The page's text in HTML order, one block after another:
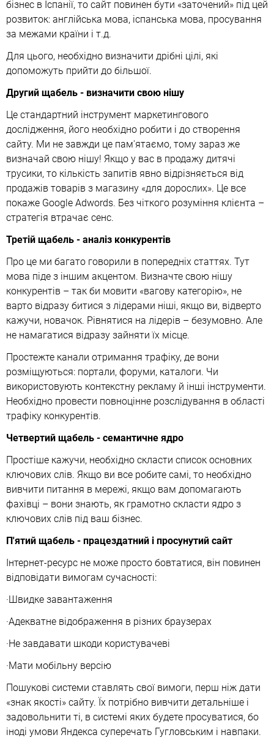
бізнес в Іспанії, то сайт повинен бути «заточений» під цей
розвиток: англійська мова, іспанська мова, просування
за межами країни і т.д.
Для цього, необхідно визначити дрібні цілі, які
допоможуть прийти до більшої.
Другий щабель - визначити свою нішу
Це стандартний інструмент маркетингового
дослідження, його необхідно робити і до створення
сайту. Ми не завжди це пам'ятаємо, тому зараз же
визначай свою нішу! Якщо у вас в продажу дитячі
трусики, то кількість запитів явно відрізняється від
продажів товарів з магазину «для дорослих». Це все
покаже Google Adwords. Без чіткого розуміння клієнта –
стратегія втрачає сенс.
Третій щабель - аналіз конкурентів
Про це ми багато говорили в попередніх статтях. Тут
мова піде з іншим акцентом. Визначте свою нішу
конкурентів – так би мовити «вагову категорію», не
варто відразу битися з лідерами ніші, якщо ви, відверто
кажучи, новачок. Рівнятися на лідерів – безумовно. Але
не намагатися відразу зайняти їх місце.
Простежте канали отримання трафіку, де вони
розміщуються: портали, форуми, каталоги. Чи
використовують контекстну рекламу й інші інструменти.
Необхідно провести повноцінне розслідування в області
трафіку конкурентів.
Четвертий щабель - семантичне ядро
Простіше кажучи, необхідно скласти список основних
ключових слів. Якщо ви все робите самі, то необхідно
вивчити питання в мережі, якщо вам допомагають
фахівці – вони знають, як грамотно скласти ядро з
ключових слів під ваш бізнес.
П'ятий щабель - працездатний і просунутий сайт
Інтернет-ресурс не може просто бовтатися, він повинен
відповідати вимогам сучасності:
·Швидке завантаження
·Адекватне відображення в різних браузерах
·Не завдавати шкоди користувачеві
·Мати мобільну версію
Пошукові системи ставлять свої вимоги, перш ніж дати
«знак якості» сайту. Їх потрібно вивчити детальніше і
задовольнити ті, в системі яких будете просуватися, бо
іноді умови Яндекса суперечать Гугловським і навпаки.